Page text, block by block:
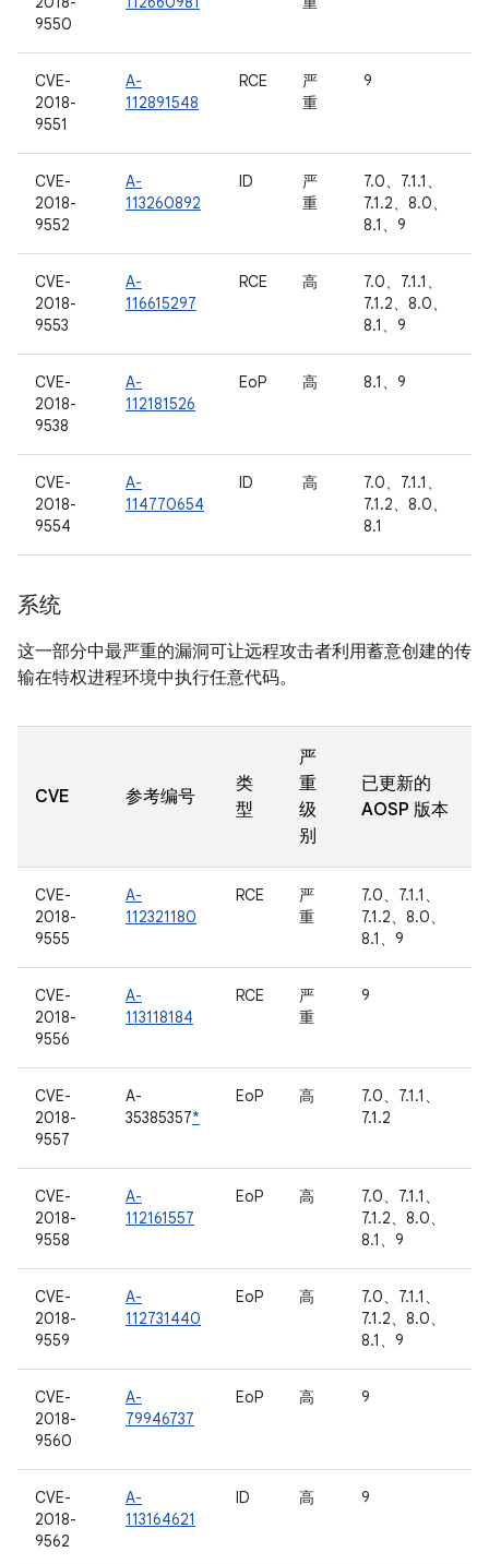
9550
CVE-
2018-
9551
A-
112891548
RCE
严
重
9
CVE-
2018-
9552
A-
113260892
ID
严
重
7.0、7.1.1、
7.1.2、8.0、
8.1、9
CVE-
2018-
9553
A-
116615297
RCE 高
7.0、7.1.1、
7.1.2、8.0、
8.1、9
CVE-
2018-
9538
A-
112181526
EoP 高 8.1、9
CVE-
2018-
9554
A-
114770654
ID 高
7.0、7.1.1、
7.1.2、8.0、
8.1
系统
这一部分中最严重的漏洞可让远程攻击者利用蓄意创建的传
输在特权进程环境中执行任意代码。
CVE 参考编号
类
型
严
重
级
别
已更新的
AOSP 版本
CVE-
2018-
9555
A-
112321180
RCE
严
重
7.0、7.1.1、
7.1.2、8.0、
8.1、9
CVE-
2018-
9556
A-
113118184
RCE
严
重
9
CVE-
2018-
9557
A-
35385357*
EoP 高
7.0、7.1.1、
7.1.2
CVE-
2018-
9558
A-
112161557
EoP 高
7.0、7.1.1、
7.1.2、8.0、
8.1、9
CVE-
2018-
9559
A-
112731440
EoP 高
7.0、7.1.1、
7.1.2、8.0、
8.1、9
CVE-
2018-
9560
A-
79946737
EoP 高 9
CVE-
2018-
9562
A-
113164621
ID 高 9